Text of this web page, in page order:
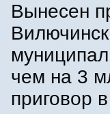
Вынесен
чем на 3
приговор